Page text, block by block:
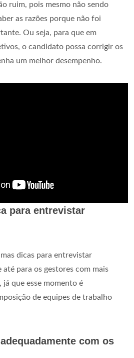
ruim, pois mesmo não sendo
as razões porque não foi
Ou seja, para que em
o candidato possa corrigir os
um melhor desempenho.
para entrevistar
dicas para entrevistar
para os gestores com mais
que esse momento é
de equipes de trabalho
com os